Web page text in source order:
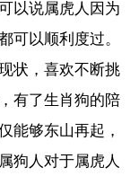
以说属虎人因为
可以顺利度过。
状，喜欢不断挑
有了生肖狗的陪
能够东山再起，
狗人对于属虎人